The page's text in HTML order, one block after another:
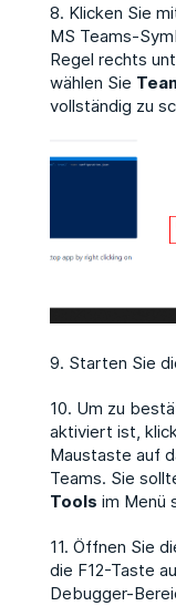
8. Klicken Sie
MS Teams-
Regel rechts
wählen Sie
vollständig zu
9. Starten Sie
10. Um zu
aktiviert ist,
Maustaste auf
Teams. Sie
Tools im Menü
11. Öffnen Sie
die F12-Taste
Debugger-